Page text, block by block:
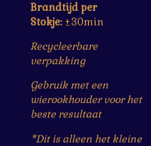
Brandtijd per
Stokje: ±30min
Recycleerbare
verpakking
Gebruik met een
wierookhouder voor het
beste resultaat
*Dit is alleen het kleine